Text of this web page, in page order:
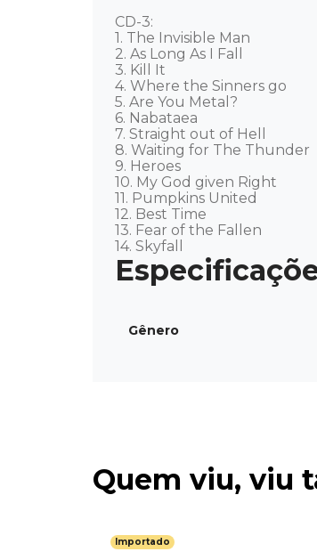
CD-3:
1. The Invisible Man
2. As Long As I Fall
3. Kill It
4. Where the Sinners go
5. Are You Metal?
6. Nabataea
7. Straight out of Hell
8. Waiting for The Thunder
9. Heroes
10. My God given Right
11. Pumpkins United
12. Best Time
13. Fear of the Fallen
14. Skyfall
Gênero
Quem viu, viu
Importado